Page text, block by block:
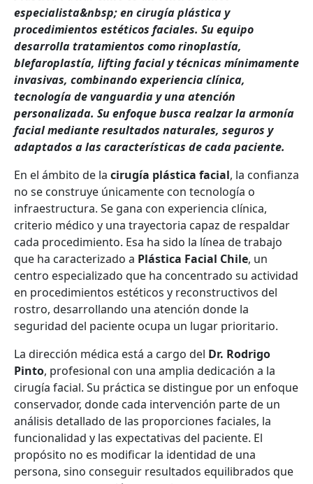
especialista&nbsp; en cirugía plástica y
procedimientos estéticos faciales. Su equipo
desarrolla tratamientos como rinoplastía,
blefaroplastía, lifting facial y técnicas mínimamente
invasivas, combinando experiencia clínica,
tecnología de vanguardia y una atención
personalizada. Su enfoque busca realzar la armonía
facial mediante resultados naturales, seguros y
adaptados a las características de cada paciente.
En el ámbito de la cirugía plástica facial, la confianza
no se construye únicamente con tecnología o
infraestructura. Se gana con experiencia clínica,
criterio médico y una trayectoria capaz de respaldar
cada procedimiento. Esa ha sido la línea de trabajo
que ha caracterizado a Plástica Facial Chile, un
centro especializado que ha concentrado su actividad
en procedimientos estéticos y reconstructivos del
rostro, desarrollando una atención donde la
seguridad del paciente ocupa un lugar prioritario.
La dirección médica está a cargo del Dr. Rodrigo
Pinto, profesional con una amplia dedicación a la
cirugía facial. Su práctica se distingue por un enfoque
conservador, donde cada intervención parte de un
análisis detallado de las proporciones faciales, la
funcionalidad y las expectativas del paciente. El
propósito no es modificar la identidad de una
persona, sino conseguir resultados equilibrados que